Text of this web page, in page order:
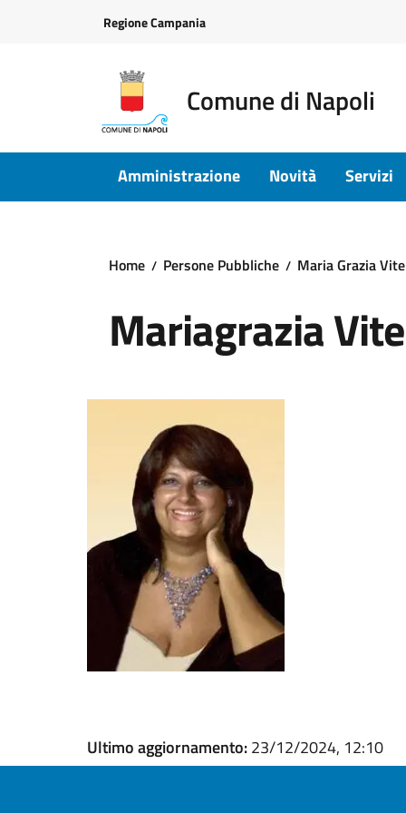
Regione Campania
Comune di Napoli
Amministrazione Novità Servizi
Home Persone Pubbliche Maria Grazia
Mariagrazia
Ultimo aggiornamento:23/12/2024, 12:10